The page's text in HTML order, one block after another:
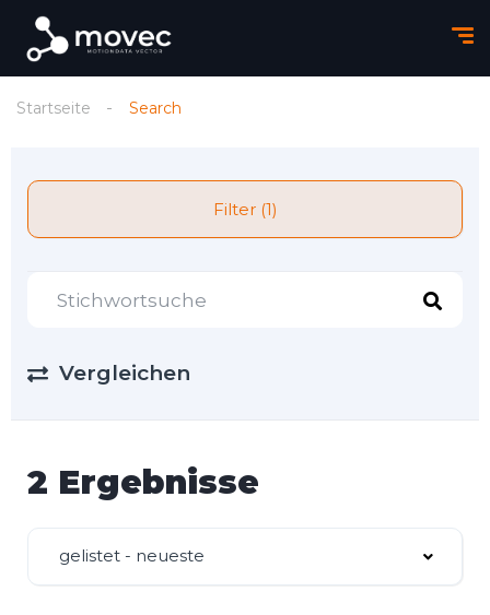
Startseite Search
Filter (1)
Vergleichen
2 Ergebnisse
gelistet - neueste